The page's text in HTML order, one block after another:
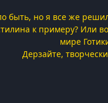
но я все же
к примеру? Или
мире
Дерзайте,